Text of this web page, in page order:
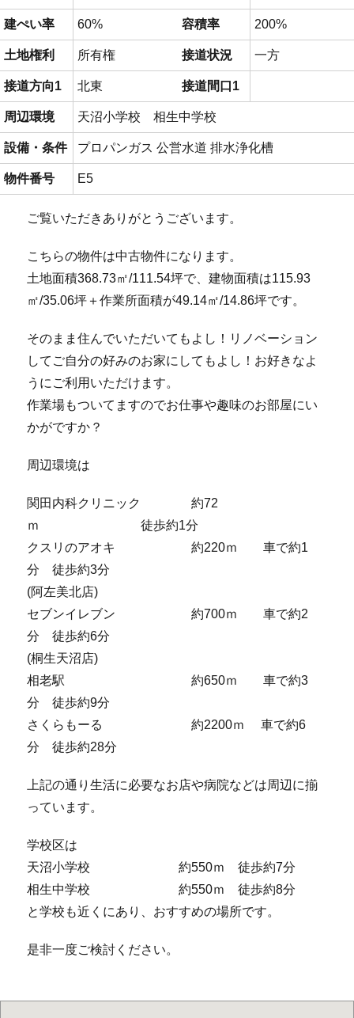
建ぺい率 60% 容積率 200%
土地権利 所有権 接道状況 一方
接道方向1 北東 接道間口1
周辺環境 天沼小学校 相生中学校
設備・条件 プロパンガス 公営水道 排水浄化槽
物件番号 E5
ご覧いただきありがとうございます。
こちらの物件は中古物件になります。
土地面積368.73㎡/111.54坪で、建物面積は115.93
㎡/35.06坪＋作業所面積が49.14㎡/14.86坪です。
そのまま住んでいただいてもよし！リノベーション
してご自分の好みのお家にしてもよし！お好きなよ
うにご利用いただけます。
作業場もついてますのでお仕事や趣味のお部屋にい
かがですか？
周辺環境は
関田内科クリニック 約72
ｍ 徒歩約1分
クスリのアオキ 約220ｍ 車で約1
分 徒歩約3分
(阿左美北店)
セブンイレブン 約700ｍ 車で約2
分 徒歩約6分
(桐生天沼店)
相老駅 約650ｍ 車で約3
分 徒歩約9分
さくらもーる 約2200ｍ 車で約6
分 徒歩約28分
上記の通り生活に必要なお店や病院などは周辺に揃
っています。
学校区は
天沼小学校 約550ｍ 徒歩約7分
相生中学校 約550ｍ 徒歩約8分
と学校も近くにあり、おすすめの場所です。
是非一度ご検討ください。